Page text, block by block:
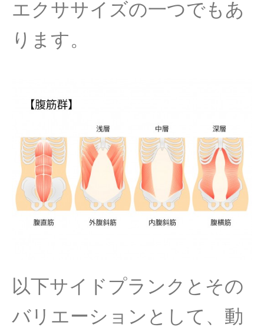
エクササイズの一つでもあ
ります。
以下サイドプランクとその
バリエーションとして、動